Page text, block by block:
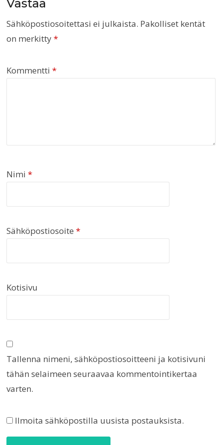
Vastaa
Sähköpostiosoitettasi ei julkaista. Pakolliset kentät
on merkitty*
Kommentti*
Nimi*
Sähköpostiosoite*
Kotisivu
Tallenna nimeni, sähköpostiosoitteeni ja kotisivuni
tähän selaimeen seuraavaa kommentointikertaa
varten.
Ilmoita sähköpostilla uusista postauksista.